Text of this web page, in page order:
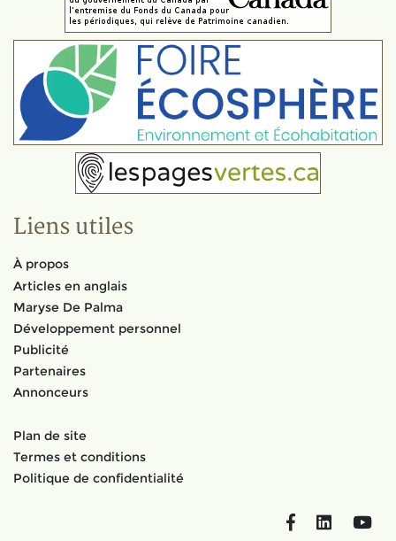
Liens utiles
À propos
Articles en anglais
Maryse De Palma
Développement personnel
Publicité
Partenaires
Annonceurs
Plan de site
Termes et conditions
Politique de confidentialité
FacebookLinkedIn